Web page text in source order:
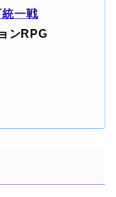
一戦
ンRPG